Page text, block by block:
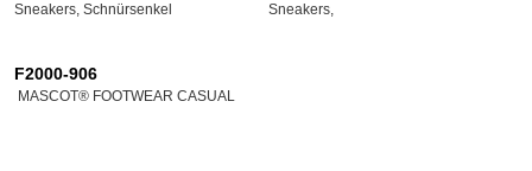
Sneakers, Schnürsenkel Sneakers,
F2000-906
MASCOT® FOOTWEAR CASUAL